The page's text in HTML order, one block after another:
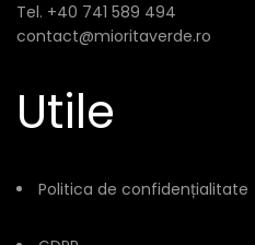
Tel. +40 741 589 494
contact@mioritaverde.ro
Utile
Politica de confidențialitate